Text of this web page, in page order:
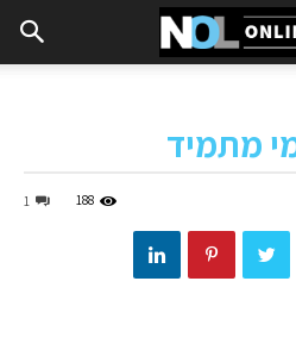
מתמיד
1 188